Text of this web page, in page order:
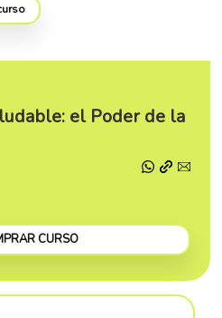
el Poder de la
CURSO